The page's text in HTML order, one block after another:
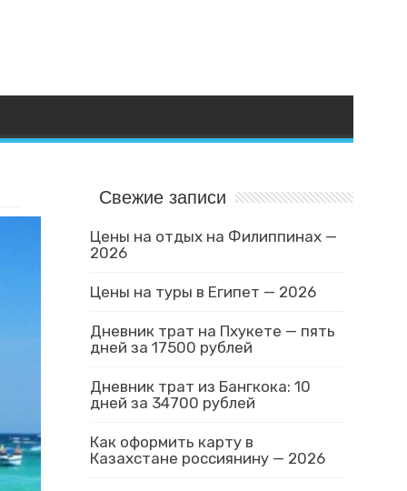
Свежие записи
Цены на отдых на Филиппинах —
2026
Цены на туры в Египет — 2026
Дневник трат на Пхукете — пять
дней за 17500 рублей
Дневник трат из Бангкока: 10
дней за 34700 рублей
Как оформить карту в
Казахстане россиянину — 2026